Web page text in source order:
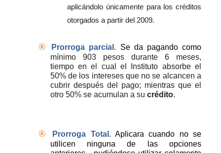
aplicándolo únicamente para los créditos
otorgados a partir del 2009.
® Prorroga parcial. Se da pagando como
mínimo 903 pesos durante 6 meses,
tiempo en el cual el Instituto absorbe el
50% de los intereses que no se alcancen a
cubrir después del pago; mientras que el
otro 50% se acumulan a su crédito.
® Prorroga Total . Aplicara cuando no se
utilicen ninguna de las opciones